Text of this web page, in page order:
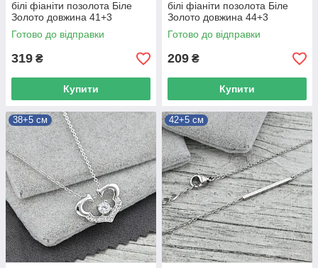
білі фіаніти позолота Біле
Золото довжина 41+3
Готово до відправки
319 ₴
Купити
білі фіаніти позолота Біле
Золото довжина 44+3
Готово до відправки
209 ₴
Купити
38+5 см 42+5 см